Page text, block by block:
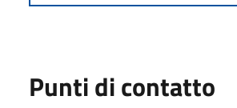
Punti di contatto